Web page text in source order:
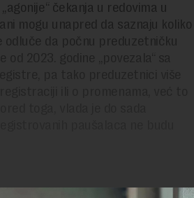
čekanja u redovima u
mogu unapred da saznaju koliko
da počnu preduzetničku